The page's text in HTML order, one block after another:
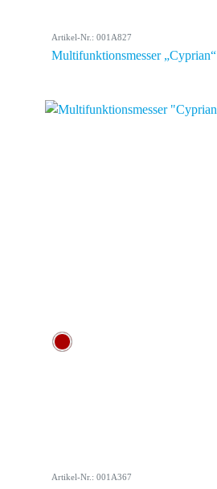
Artikel-Nr.: 001A827
Multifunktionsmesser „Cyprian“
Artikel-Nr.: 001A367